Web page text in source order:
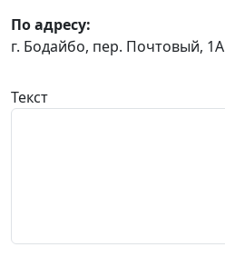
По адресу:
г. Бодайбо, пер. Почтовый, 1А
Текст